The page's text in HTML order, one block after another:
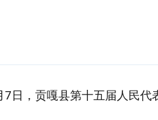
7日，贡嘎县第十五届人民代